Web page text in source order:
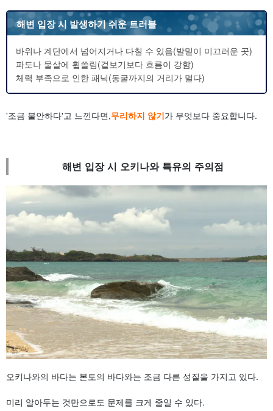
해변 입장 시 발생하기 쉬운 트러블
바위나 계단에서 넘어지거나 다칠 수 있음(발밑이 미끄러운 곳)
파도나 물살에 휩쓸림(겉보기보다 흐름이 강함)
체력 부족으로 인한 패닉(동굴까지의 거리가 멀다)
'조금 불안하다'고 느낀다면,무리하지 않기가 무엇보다 중요합니다.
해변 입장 시 오키나와 특유의 주의점
오키나와의 바다는 본토의 바다와는 조금 다른 성질을 가지고 있다.
미리 알아두는 것만으로도 문제를 크게 줄일 수 있다.